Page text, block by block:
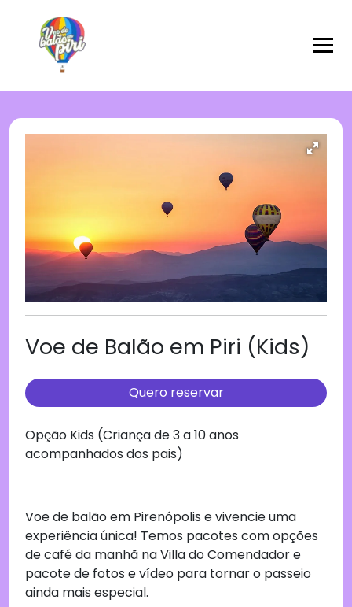
Voe de Balão em Piri (Kids)
Quero reservar
Opção Kids (Criança de 3 a 10 anos
acompanhados dos pais)
Voe de balão em Pirenópolis e vivencie uma
experiência única! Temos pacotes com opções
de café da manhã na Villa do Comendador e
pacote de fotos e vídeo para tornar o passeio
ainda mais especial.